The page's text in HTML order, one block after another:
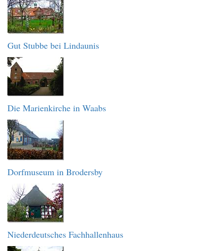
Gut Stubbe bei Lindaunis
Die Marienkirche in Waabs
Dorfmuseum in Brodersby
Niederdeutsches Fachhallenhaus